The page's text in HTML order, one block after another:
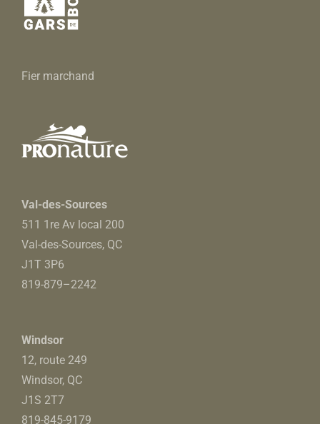
Fier marchand
Val-des-Sources
511 1re Av local 200
Val-des-Sources, QC
J1T 3P6
819-879–2242
Windsor
12, route 249
Windsor, QC
J1S 2T7
819-845-9179